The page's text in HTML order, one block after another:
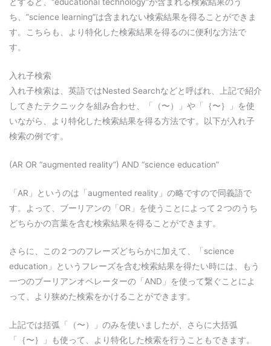
ち、”science learning”は含まれない検索結果を得ることができま
す。こちらも、より特化した検索結果を得るのに便利な方法で
す。
入れ子検索
入れ子検索は、英語ではNested Searchなどと呼ばれ、上記で紹介
してきたテクニックを組み合わせ、「（〜）」や「｛〜｝」を使
いながら、より特化した検索結果を得る方法です。以下が入れ子
検索の例です。
(AR OR “augmented reality”) AND “science education”
「AR」というのは「augmented reality」の略ですので同義語で
す。よって、ブーリアンの「OR」を使うことによって２つのうち
どちらかの言葉を含む検索結果を得ることができます。
さらに、この２つのフレーズどちらかに加えて、「 science
education」というフレーズを含む検索結果を得たい時には、もう
一つのブーリアンオペレーターの「AND」を使って繋ぐことによ
って、より狭めた検索をかけることができます。
上記では括弧 「（〜）」のみを使いましたが、さらに大括弧
「｛〜｝」も使って、より特化した検索を行うこともできます。